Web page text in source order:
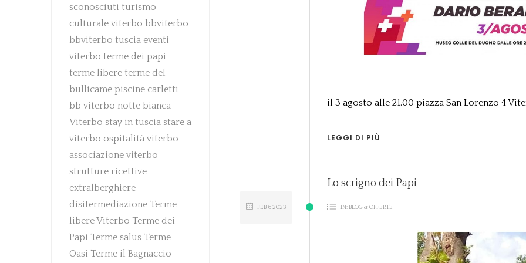
sconosciuti turismo
culturale viterbo bbviterbo
bbviterbo tuscia eventi
viterbo terme dei papi
terme libere terme del
bullicame piscine carletti
bb viterbo notte bianca
Viterbo stay in tuscia stare a
viterbo ospitalità viterbo
associazione viterbo
strutture ricettive
extralberghiere
disitermediazione Terme
libere Viterbo Terme dei
Papi Terme salus Terme
Oasi Terme il Bagnaccio
il 3 agosto alle 21.00 piazza San Lorenzo 4
LEGGI DI PIÙ
Lo scrigno dei Papi
IN: BLOG & OFFERTE
FEB 62023